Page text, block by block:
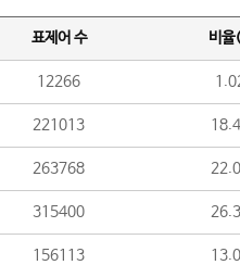
표제어 수 비
12266
221013
263768
315400
156113